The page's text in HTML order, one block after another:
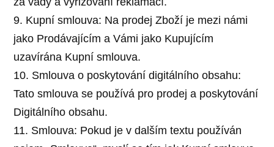
9. Kupní smlouva: Na prodej Zboží je mezi námi
jako Prodávajícím a Vámi jako Kupujícím
uzavírána Kupní smlouva.
10. Smlouva o poskytování digitálního obsahu:
Tato smlouva se používá pro prodej a poskytování
Digitálního obsahu.
11. Smlouva: Pokud je v dalším textu používán